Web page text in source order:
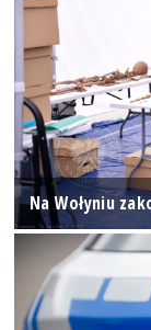
Na Wołyniu